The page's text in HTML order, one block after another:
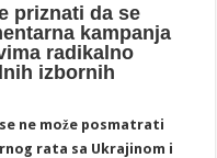
priznati da se
kampanja
radikalno
izbornih
ne može posmatrati
rata sa Ukrajinom i